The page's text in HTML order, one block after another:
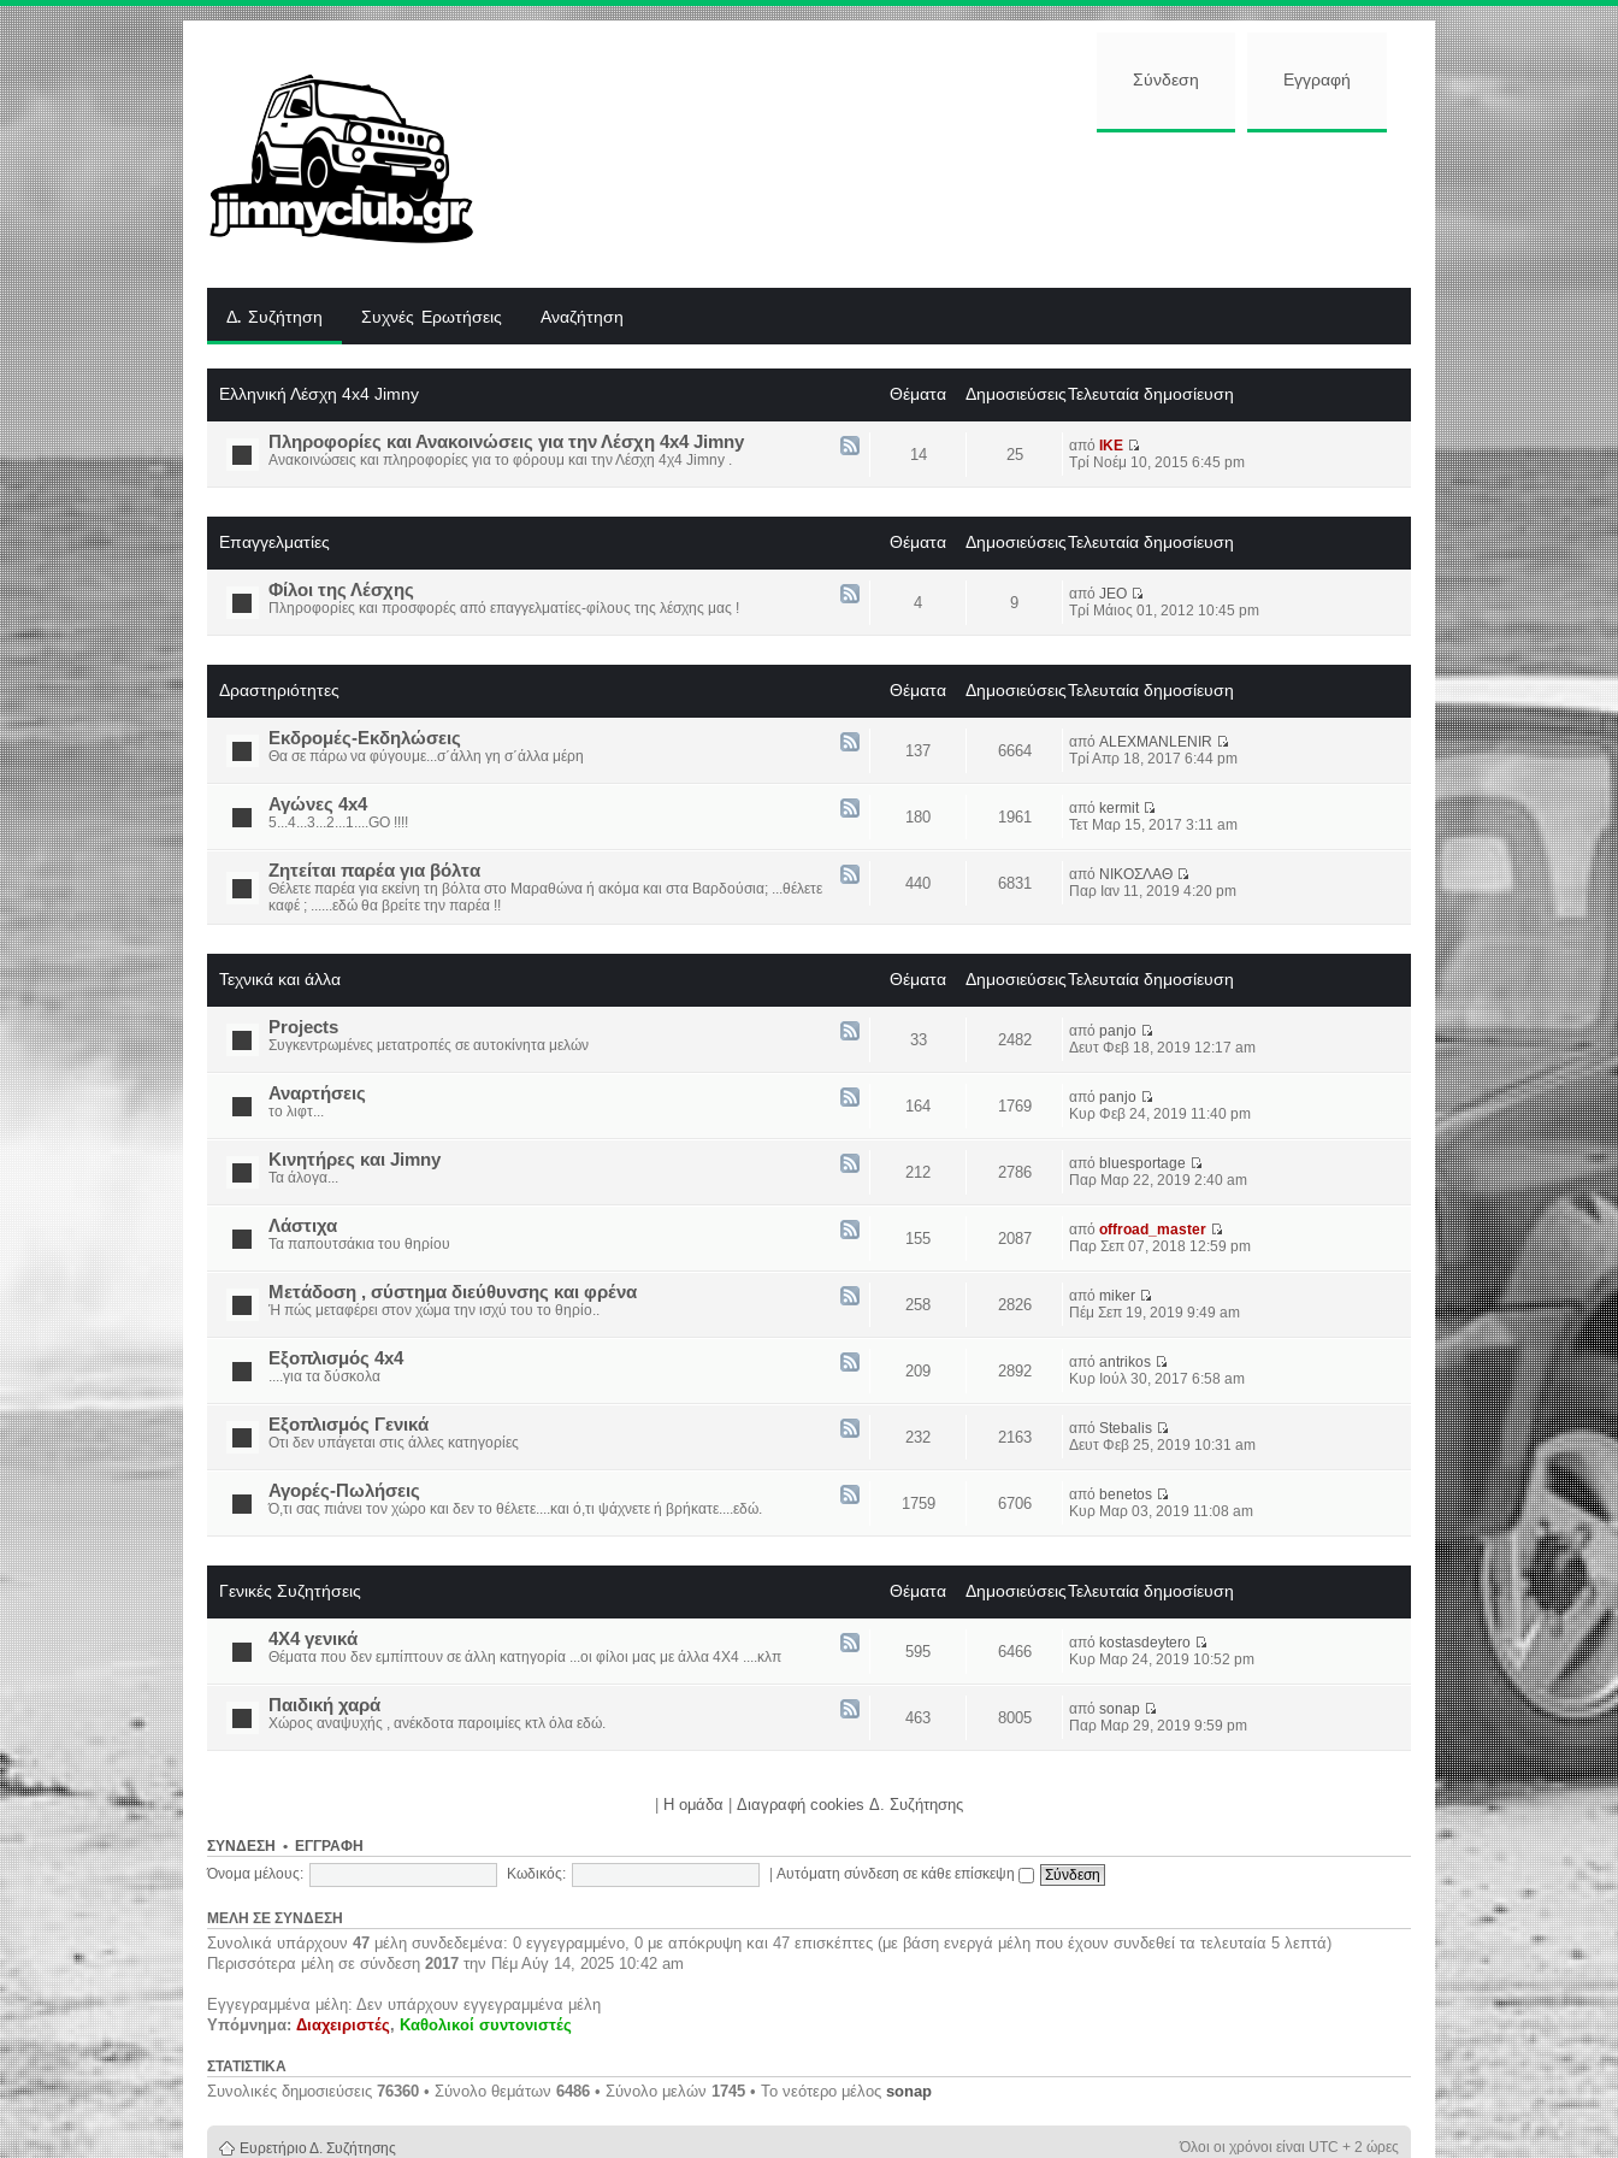
Σύνδεση Εγγραφή
Δ. Συζήτηση Συχνές Ερωτήσεις Αναζήτηση
Ελληνική Λέσχη 4x4 Jimny Θέματα ΔημοσιεύσειςΤελευταία δημοσίευση
Πληροφορίες και Ανακοινώσεις για την Λέσχη 4x4 Jimny
Ανακοινώσεις και πληροφορίες για το φόρουμ και την Λέσχη 4χ4 Jimny . 14 25 από
IKE
Τρί Νοέμ 10, 2015 6:45 pm
Επαγγελματίες Θέματα ΔημοσιεύσειςΤελευταία δημοσίευση
Φίλοι της Λέσχης
Πληροφορίες και προσφορές από επαγγελματίες-φίλους της λέσχης μας ! 4 9 απόJEO
Τρί Μάιος 01, 2012 10:45 pm
Δραστηριότητες Θέματα ΔημοσιεύσειςΤελευταία δημοσίευση
Εκδρομές-Εκδηλώσεις
Θα σε πάρω να φύγουμε...σ΄άλλη γη σ΄άλλα μέρη 137 6664 απόALEXMANLENIR
Τρί Απρ 18, 2017 6:44 pm
Αγώνες 4x4
5...4...3...2...1....GO !!!! 180 1961 από kermit
Τετ Μαρ 15, 2017 3:11 am
Ζητείται παρέα για βόλτα
Θέλετε παρέα για εκείνη τη βόλτα στο Μαραθώνα ή ακόμα και στα Βαρδούσια; ...θέλετε
καφέ ; ......εδώ θα βρείτε την παρέα !!
440 6831 από ΝΙΚΟΣΛΑΘ
Παρ Ιαν 11, 2019 4:20 pm
Τεχνικά και άλλα Θέματα ΔημοσιεύσειςΤελευταία δημοσίευση
Projects
Συγκεντρωμένες μετατροπές σε αυτοκίνητα μελών 33 2482 απόpanjo
Δευτ Φεβ 18, 2019 12:17 am
Αναρτήσεις
το λιφτ... 164 1769 απόpanjo
Κυρ Φεβ 24, 2019 11:40 pm
Κινητήρες και Jimny
Τα άλογα... 212 2786 από bluesportage
Παρ Μαρ 22, 2019 2:40 am
Λάστιχα
Τα παπουτσάκια του θηρίου 155 2087 απόoffroad_master
Παρ Σεπ 07, 2018 12:59 pm
Μετάδοση , σύστημα διεύθυνσης και φρένα
Ή πώς μεταφέρει στον χώμα την ισχύ του το θηρίο.. 258 2826 απόmiker
Πέμ Σεπ 19, 2019 9:49 am
Εξοπλισμός 4x4
....για τα δύσκολα 209 2892 απόantrikos
Κυρ Ιούλ 30, 2017 6:58 am
Εξοπλισμός Γενικά
Οτι δεν υπάγεται στις άλλες κατηγορίες 232 2163 απόStebalis
Δευτ Φεβ 25, 2019 10:31 am
Αγορές-Πωλήσεις
Ό,τι σας πιάνει τον χώρο και δεν το θέλετε....και ό,τι ψάχνετε ή βρήκατε....εδώ. 1759 6706 από benetos
Κυρ Μαρ 03, 2019 11:08 am
Γενικές Συζητήσεις Θέματα ΔημοσιεύσειςΤελευταία δημοσίευση
4X4 γενικά
Θέματα που δεν εμπίπτουν σε άλλη κατηγορία ...οι φίλοι μας με άλλα 4Χ4 ....κλπ 595 6466 από kostasdeytero
Κυρ Μαρ 24, 2019 10:52 pm
Παιδική χαρά
Χώρος αναψυχής , ανέκδοτα παροιμίες κτλ όλα εδώ. 463 8005 απόsonap
Παρ Μαρ 29, 2019 9:59 pm
Η ομάδα Διαγραφή cookies Δ. Συζήτησης
ΣΎΝΔΕΣΗ • ΕΓΓΡΑΦΉ
Όνομα μέλους: Κωδικός: Αυτόματη σύνδεση σε κάθε επίσκεψη
ΜΈΛΗ ΣΕ ΣΎΝΔΕΣΗ
Συνολικά υπάρχουν 47 μέλη συνδεδεμένα: 0 εγγεγραμμένο, 0 με απόκρυψη και 47 επισκέπτες (με βάση ενεργά μέλη που έχουν συνδεθεί τα τελευταία 5 λεπτά)
Περισσότερα μέλη σε σύνδεση 2017 την Πέμ Αύγ 14, 2025 10:42 am
Εγγεγραμμένα μέλη: Δεν υπάρχουν εγγεγραμμένα μέλη
Υπόμνημα: Διαχειριστές, Καθολικοί συντονιστές
ΣΤΑΤΙΣΤΙΚΆ
Συνολικές δημοσιεύσεις 76360 • Σύνολο θεμάτων 6486 • Σύνολο μελών 1745 • Το νεότερο μέλος sonap
Ευρετήριο Δ. Συζήτησης Όλοι οι χρόνοι είναι UTC + 2 ώρες